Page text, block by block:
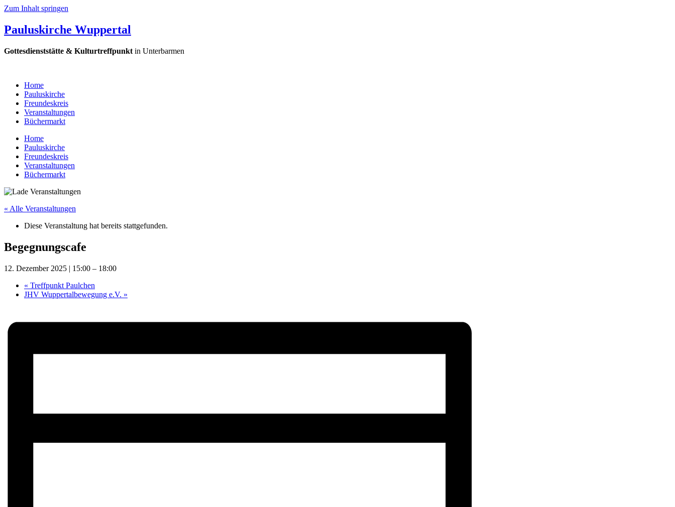
Zum Inhalt springen
Pauluskirche Wuppertal
Gottesdienststätte & Kulturtreffpunkt in Unterbarmen
Home
Pauluskirche
Freundeskreis
Veranstaltungen
Büchermarkt
Home
Pauluskirche
Freundeskreis
Veranstaltungen
Büchermarkt
« Alle Veranstaltungen
Diese Veranstaltung hat bereits stattgefunden.
Begegnungscafe
12. Dezember 2025 | 15:00 – 18:00
« Treffpunkt Paulchen
JHV Wuppertalbewegung e.V. »